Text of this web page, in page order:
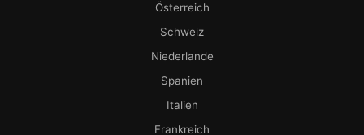
Österreich
Schweiz
Niederlande
Spanien
Italien
Frankreich